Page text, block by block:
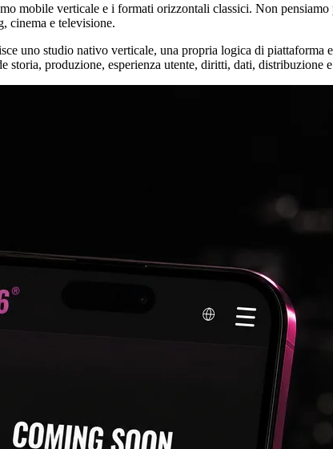
mobile verticale e i formati orizzontali classici. Non
cinema e televisione.
uno studio nativo verticale, una propria logica di
storia, produzione, esperienza utente, diritti, dati, distribuzione